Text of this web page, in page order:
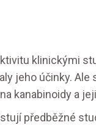
klinickými
jeho účinky.
kanabinoidy a
předběžné